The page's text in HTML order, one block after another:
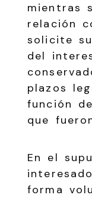
mientras
relación
solicite
del
plazos
función
que
En el
forma